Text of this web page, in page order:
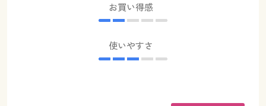
お買い得感
使いやすさ